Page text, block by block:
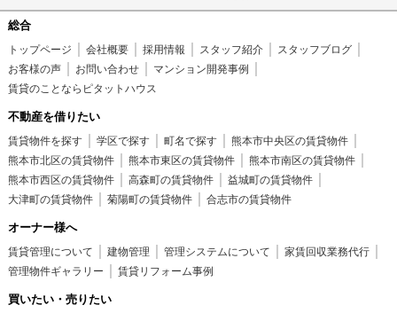
総合
トップページ 会社概要 採用情報 スタッフ紹介
スタッフブログ
お客様の声
お問い合わせ
マンション開発事例
賃貸のことならピタットハウス
不動産を借りたい
賃貸物件を探す 学区で探す 町名で探す
熊本市中央区の賃貸物件
熊本市北区の賃貸物件
熊本市東区の賃貸物件
熊本市南区の賃貸物件
熊本市西区の賃貸物件
高森町の賃貸物件
益城町の賃貸物件
大津町の賃貸物件
菊陽町の賃貸物件 合志市の賃貸物件
オーナー様へ
賃貸管理について 建物管理 管理システムについて
家賃回収業務代行
管理物件ギャラリー
賃貸リフォーム事例
買いたい・売りたい